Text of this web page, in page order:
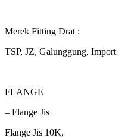
Merek Fitting Drat :
TSP, JZ, Galunggung, Import
FLANGE
– Flange Jis
Flange Jis 10K,